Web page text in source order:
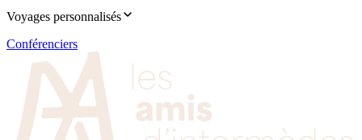
Voyages personnalisés
Conférenciers